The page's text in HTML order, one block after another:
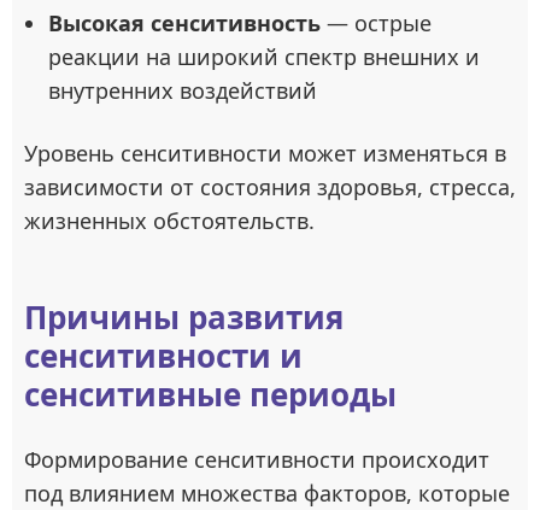
Высокая сенситивность — острые
реакции на широкий спектр внешних и
внутренних воздействий
Уровень сенситивности может изменяться в
зависимости от состояния здоровья, стресса,
жизненных обстоятельств.
Причины развития
сенситивности и
сенситивные периоды
Формирование сенситивности происходит
под влиянием множества факторов, которые